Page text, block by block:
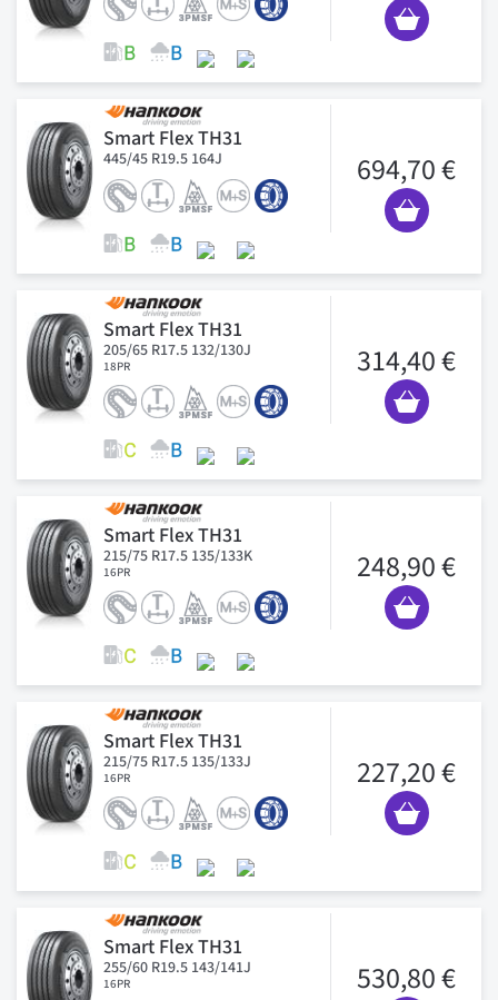
Smart Flex TH31
445/45 R19.5 164J 694,70 €
Smart Flex TH31
205/65 R17.5 132/130J
18PR 314,40 €
Smart Flex TH31
215/75 R17.5 135/133K
16PR 248,90 €
Smart Flex TH31
215/75 R17.5 135/133J
16PR 227,20 €
Smart Flex TH31
255/60 R19.5 143/141J
16PR 530,80 €